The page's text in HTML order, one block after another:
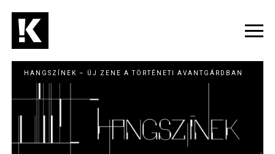
tartalomra
HANGSZÍNEK – ÚJ ZENE A TÖRTÉNETI AVANTGÁRDBAN